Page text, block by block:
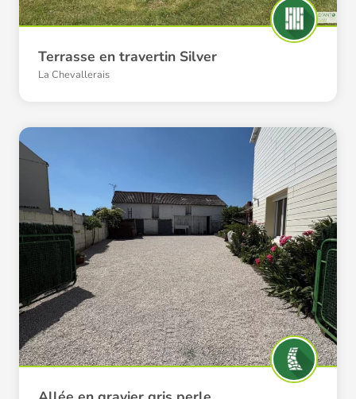
Terrasse en travertin Silver
La Chevallerais